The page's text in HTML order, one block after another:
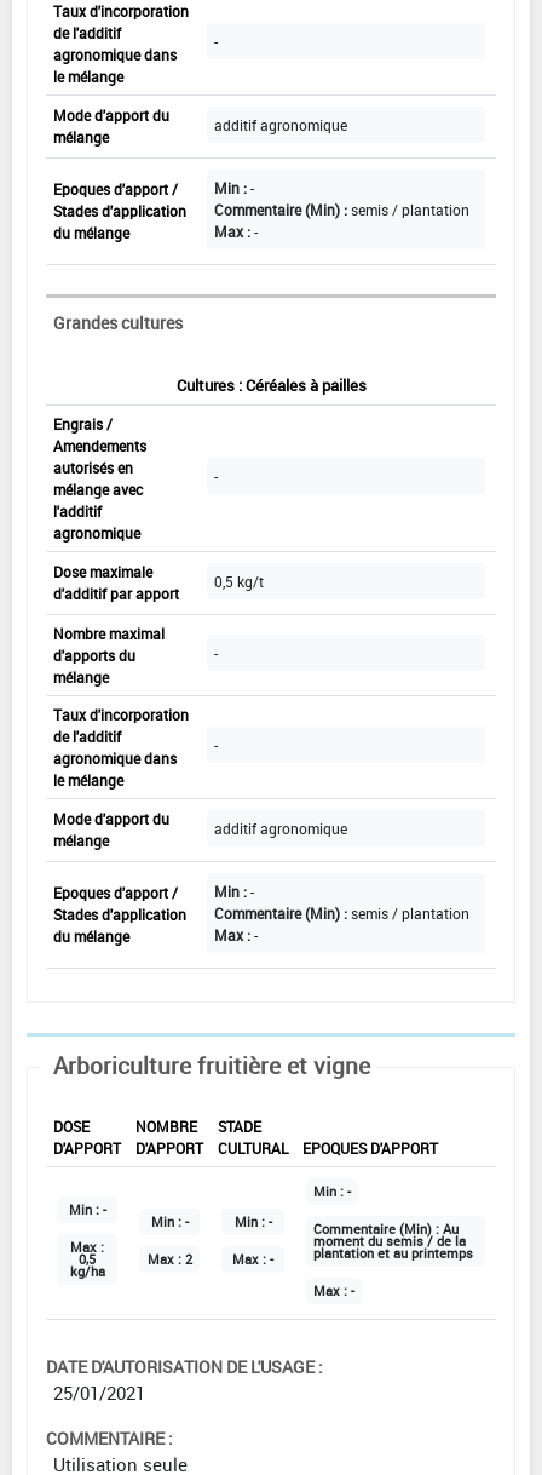
Taux d'incorporation
de l'additif
agronomique dans
le mélange
-
Mode d'apport du
mélange
additif agronomique
Epoques d'apport /
Stades d'application
du mélange
Min :-
Commentaire (Min) :semis / plantation
Max :-
Grandes cultures
Cultures : Céréales à pailles
Engrais /
Amendements
autorisés en
mélange avec
l'additif
agronomique
-
Dose maximale
d'additif par apport
0,5 kg/t
Nombre maximal
d'apports du
mélange
-
Taux d'incorporation
de l'additif
agronomique dans
le mélange
-
Mode d'apport du
mélange
additif agronomique
Epoques d'apport /
Stades d'application
du mélange
Min :-
Commentaire (Min) :semis / plantation
Max :-
Arboriculture fruitière et vigne
DOSE
D'APPORT
NOMBRE
D'APPORT
STADE
CULTURAL
EPOQUES D'APPORT
Min : -
Max :
0,5
kg/ha
Min : -
Max : 2
Min : -
Max : -
Min : -
Commentaire (Min) : Au
moment du semis / de la
plantation et au printemps
Max : -
DATE D'AUTORISATION DE L'USAGE :
25/01/2021
COMMENTAIRE :
Utilisation seule